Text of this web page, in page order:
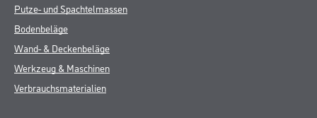
Putze- und Spachtelmassen
Bodenbeläge
Wand- & Deckenbeläge
Werkzeug & Maschinen
Verbrauchsmaterialien